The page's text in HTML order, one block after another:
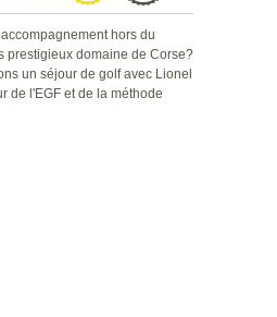
hors du
prestigieux domaine de Corse?
un séjour de golf avec Lionel
de l'EGF et de la méthode